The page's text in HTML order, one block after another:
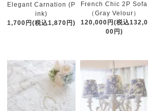
Elegant Carnation (P
ink)
1,700円(税込1,870円)
French Chic 2P Sofa
（Gray Velour）
120,000円(税込132,0
00円)